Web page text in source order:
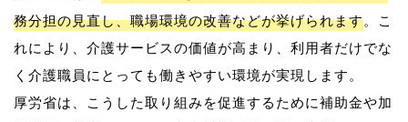
務分担の見直し、職場環境の改善などが挙げられます。こ
れにより、介護サービスの価値が高まり、利用者だけでな
く介護職員にとっても働きやすい環境が実現します。
厚労省は、こうした取り組みを促進するために補助金や加